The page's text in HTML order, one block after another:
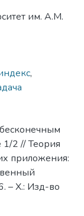
им. А.М.
,
1/2 // Теория
приложения:
– Х.: Изд-во